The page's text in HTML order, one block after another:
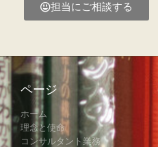
担当にご相談する
ページ
ホーム
理念と使命
コンサルタント業務